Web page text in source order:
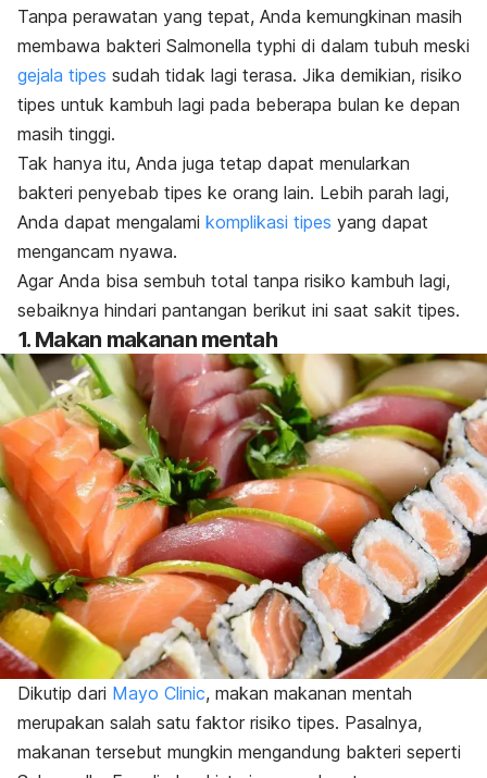
Tanpa perawatan yang tepat, Anda kemungkinan masih
membawa bakteri Salmonella typhi di dalam tubuh meski
gejala tipes sudah tidak lagi terasa. Jika demikian, risiko
tipes untuk kambuh lagi pada beberapa bulan ke depan
masih tinggi.
Tak hanya itu, Anda juga tetap dapat menularkan
bakteri penyebab tipes ke orang lain. Lebih parah lagi,
Anda dapat mengalami komplikasi tipes yang dapat
mengancam nyawa.
Agar Anda bisa sembuh total tanpa risiko kambuh lagi,
sebaiknya hindari pantangan berikut ini saat sakit tipes.
1. Makan makanan mentah
Dikutip dari Mayo Clinic, makan makanan mentah
merupakan salah satu faktor risiko tipes. Pasalnya,
makanan tersebut mungkin mengandung bakteri seperti